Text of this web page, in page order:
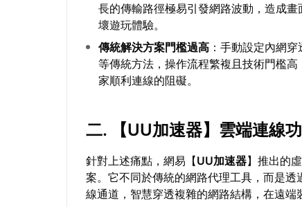
長的傳輸路徑極易引發網路波動，造成
壞遊玩體驗。
傳統解決方案門檻過高 ：手動設定內網
等傳統方法，操作流程繁複且技術門檻
家順利連線的阻礙。
二. 【UU加速器】雲端連線
針對上述痛點，網易【UU加速器】推出的
案。它不同於傳統的網路代理工具，而是
線通道，智慧穿透複雜的網路結構，在遠端